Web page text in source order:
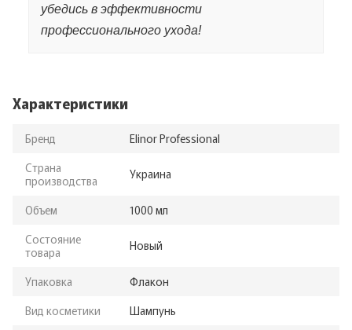
убедись в эффективности
профессионального ухода!
Характеристики
Бренд
Elinor Professional
Страна
производства
Украина
Объем
1000 мл
Состояние
товара
Новый
Упаковка
Флакон
Вид косметики
Шампунь